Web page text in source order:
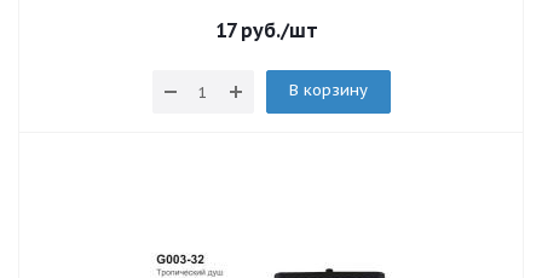
17руб./шт
В корзину